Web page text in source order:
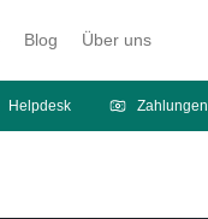
Blog Über uns
Helpdesk Zahlungen